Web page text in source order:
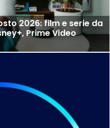
2026: film e serie da
Prime Video